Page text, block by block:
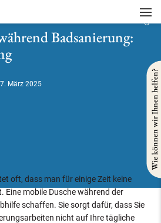
Praktische Lösung
Badsanierung:
März 2025
oft, dass man für einige Zeit keine
Eine mobile Dusche während der
schaffen. Sie sorgt dafür, dass Sie
nicht auf Ihre tägliche
Wie können wir Ihnen helfen?